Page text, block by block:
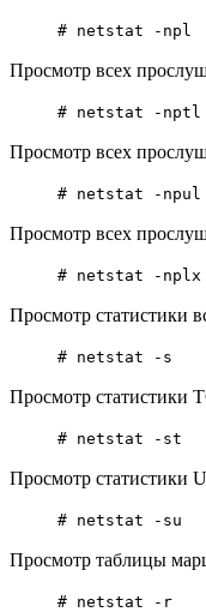
# netstat -npl
Просмотр всеx
# netstat -nptl
Просмотр всеx
# netstat -npul
Просмотр всеx
# netstat -nplx
Просмотр статистики
# netstat -s
Просмотр статистики
# netstat -st
Просмотр статистики
# netstat -su
Просмотр таблицы
# netstat -r